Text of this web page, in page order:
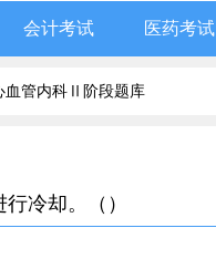
会计考试 医药考试
血管内科Ⅱ阶段题库
冷却。（）